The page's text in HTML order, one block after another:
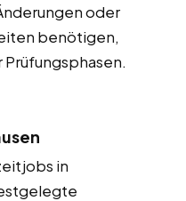
oder
benötigen,
in